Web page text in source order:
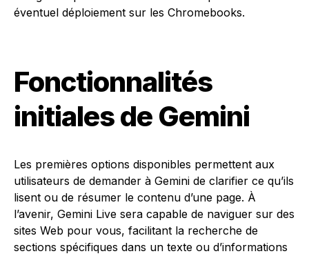
éventuel déploiement sur les Chromebooks.
Fonctionnalités
initiales de Gemini
Les premières options disponibles permettent aux
utilisateurs de demander à Gemini de clarifier ce qu’ils
lisent ou de résumer le contenu d’une page. À
l’avenir, Gemini Live sera capable de naviguer sur des
sites Web pour vous, facilitant la recherche de
sections spécifiques dans un texte ou d’informations